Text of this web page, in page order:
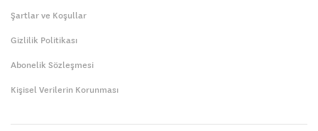
Şartlar ve Koşullar
Gizlilik Politikası
Abonelik Sözleşmesi
Kişisel Verilerin Korunması